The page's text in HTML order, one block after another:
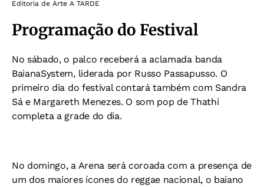
Editoria de Arte A TARDE
Programação do Festival
No sábado, o palco receberá a aclamada banda
BaianaSystem, liderada por Russo Passapusso. O
primeiro dia do festival contará também com Sandra
Sá e Margareth Menezes. O som pop de Thathi
completa a grade do dia.
No domingo, a Arena será coroada com a presença de
um dos maiores ícones do reggae nacional, o baiano